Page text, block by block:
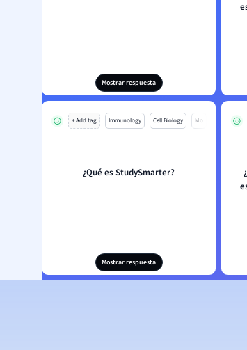
Mostrar respuesta
+ Add tag Immunology Cell Biology Mo
¿Qué es StudySmarter?
Mostrar respuesta